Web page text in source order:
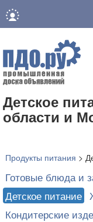
Детское
области и
Продукты питания >
Готовые блюда и
Детское питание
Кондитерские